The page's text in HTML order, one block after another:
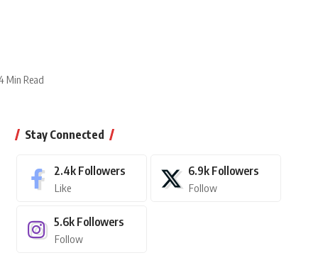
Min Read
Stay Connected
2.4k Followers
Like
6.9k Followers
Follow
5.6k Followers
Follow